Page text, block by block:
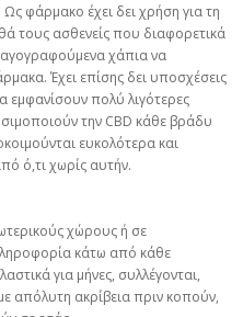
φάρμακο έχει δει χρήση για τη
τους ασθενείς που διαφορετικά
χάπια να
Έχει επίσης δει υποσχέσεις
εμφανίσουν πολύ λιγότερες
την CBD κάθε βράδυ
ευκολότερα και
ό,τι χωρίς αυτήν.
χώρους ή σε
κάτω από κάθε
για μήνες, συλλέγονται,
απόλυτη ακρίβεια πριν κοπούν,